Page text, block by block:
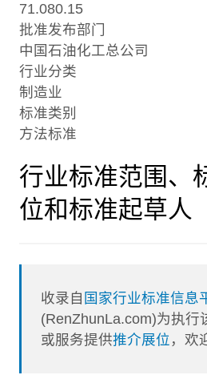
71.080.15
批准发布部门
中国石油化工总公司
行业分类
制造业
标准类别
方法标准
行业标准范围、
位和标准起草人
收录自 国家行业标准信息
(RenZhunLa.com)为执行
或服务提供推介展位 ，欢